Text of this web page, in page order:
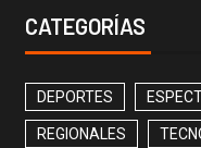
CATEGORÍAS
DEPORTES
REGIONALES